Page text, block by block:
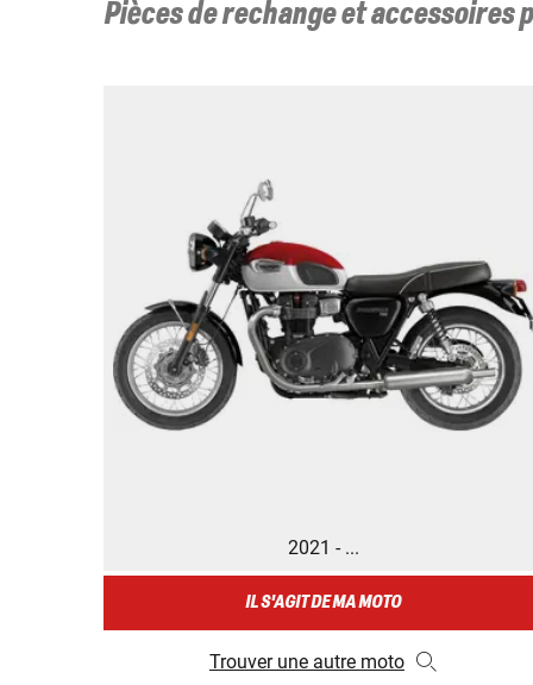
Pièces de rechange et accessoires
2021 - ...
IL S'AGIT DE MA MOTO
Trouver une autre moto